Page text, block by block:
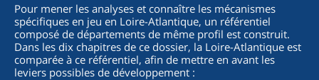
Pour mener les analyses et connaître les mécanismes
spécifiques en jeu en Loire-Atlantique, un référentiel
composé de départements de même profil est construit.
Dans les dix chapitres de ce dossier, la Loire-Atlantique est
comparée à ce référentiel, afin de mettre en avant les
leviers possibles de développement :